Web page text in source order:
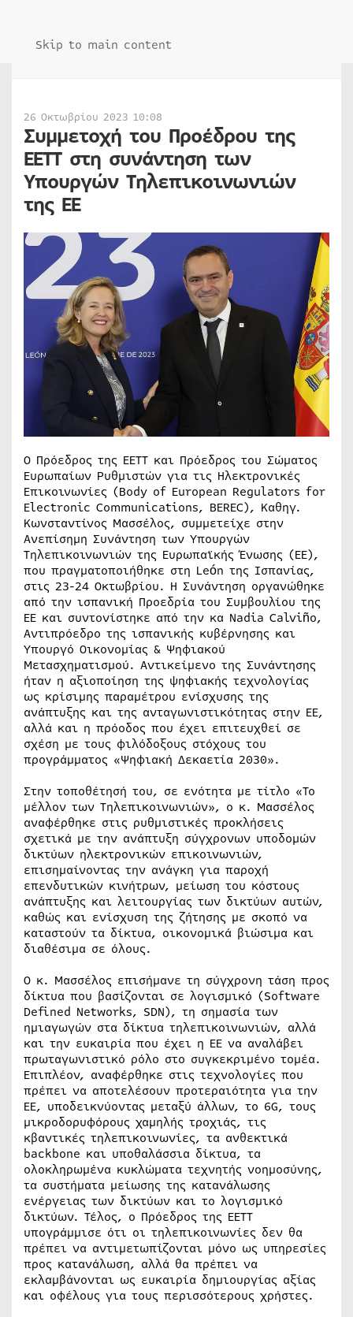
Skip to main content
26 Οκτωβρίου 2023 10:08
Συμμετοχή του Προέδρου της
ΕΕΤΤ στη συνάντηση των
Υπουργών Τηλεπικοινωνιών
της ΕΕ
Ο Πρόεδρος της ΕΕΤΤ και Πρόεδρος του Σώματος
Ευρωπαίων Ρυθμιστών για τις Ηλεκτρονικές
Επικοινωνίες (Body of European Regulators for
Electronic Communications, BEREC), Καθηγ.
Κωνσταντίνος Μασσέλος, συμμετείχε στην
Ανεπίσημη Συνάντηση των Υπουργών
Τηλεπικοινωνιών της Ευρωπαϊκής Ένωσης (ΕΕ),
που πραγματοποιήθηκε στη León της Ισπανίας,
στις 23-24 Οκτωβρίου. Η Συνάντηση οργανώθηκε
από την ισπανική Προεδρία του Συμβουλίου της
ΕΕ και συντονίστηκε από την κα Nadia Calviño,
Αντιπρόεδρο της ισπανικής κυβέρνησης και
Υπουργό Οικονομίας & Ψηφιακού
Μετασχηματισμού. Αντικείμενο της Συνάντησης
ήταν η αξιοποίηση της ψηφιακής τεχνολογίας
ως κρίσιμης παραμέτρου ενίσχυσης της
ανάπτυξης και της ανταγωνιστικότητας στην ΕΕ,
αλλά και η πρόοδος που έχει επιτευχθεί σε
σχέση με τους φιλόδοξους στόχους του
προγράμματος «Ψηφιακή Δεκαετία 2030».
Στην τοποθέτησή του, σε ενότητα με τίτλο «Το
μέλλον των Τηλεπικοινωνιών», ο κ. Μασσέλος
αναφέρθηκε στις ρυθμιστικές προκλήσεις
σχετικά με την ανάπτυξη σύγχρονων υποδομών
δικτύων ηλεκτρονικών επικοινωνιών,
επισημαίνοντας την ανάγκη για παροχή
επενδυτικών κινήτρων, μείωση του κόστους
ανάπτυξης και λειτουργίας των δικτύων αυτών,
καθώς και ενίσχυση της ζήτησης με σκοπό να
καταστούν τα δίκτυα, οικονομικά βιώσιμα και
διαθέσιμα σε όλους.
Ο κ. Μασσέλος επισήμανε τη σύγχρονη τάση προς
δίκτυα που βασίζονται σε λογισμικό (Software
Defined Networks, SDN), τη σημασία των
ημιαγωγών στα δίκτυα τηλεπικοινωνιών, αλλά
και την ευκαιρία που έχει η ΕΕ να αναλάβει
πρωταγωνιστικό ρόλο στο συγκεκριμένο τομέα.
Επιπλέον, αναφέρθηκε στις τεχνολογίες που
πρέπει να αποτελέσουν προτεραιότητα για την
ΕΕ, υποδεικνύοντας μεταξύ άλλων, το 6G, τους
μικροδορυφόρους χαμηλής τροχιάς, τις
κβαντικές τηλεπικοινωνίες, τα ανθεκτικά
backbone και υποθαλάσσια δίκτυα, τα
ολοκληρωμένα κυκλώματα τεχνητής νοημοσύνης,
τα συστήματα μείωσης της κατανάλωσης
ενέργειας των δικτύων και το λογισμικό
δικτύων. Τέλος, ο Πρόεδρος της ΕΕΤΤ
υπογράμμισε ότι οι τηλεπικοινωνίες δεν θα
πρέπει να αντιμετωπίζονται μόνο ως υπηρεσίες
προς κατανάλωση, αλλά θα πρέπει να
εκλαμβάνονται ως ευκαιρία δημιουργίας αξίας
και οφέλους για τους περισσότερους χρήστες.